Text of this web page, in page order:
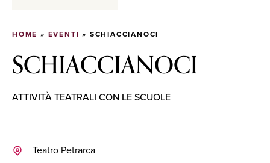
HOME » EVENTI » SCHIACCIANOCI
SCHIACCIANOCI
ATTIVITÀ TEATRALI CON LE SCUOLE
Teatro Petrarca